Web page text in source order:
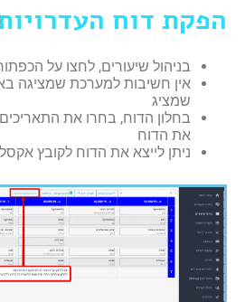
הפקת דוח
בניהול שיעורים, לחצו על
אין חשיבות למערכת שמציגה
שמציג
בחלון הדוח, בחרו את התאריכים
את הדוח
ניתן לייצא את הדוח לקובץ אקסל